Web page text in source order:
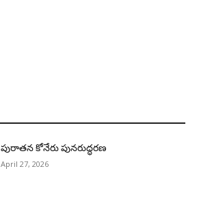
పురాత‌న కోనేరు పున‌రుద్ధ‌ర‌ణ
April 27, 2026